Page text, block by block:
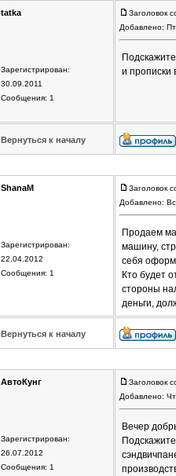
tatka
Зарегистрирован:
30.09.2011
Сообщения: 1
Заголовок
Добавлено:
и прописки
Вернуться к началу
ShanaM
Зарегистрирован:
22.04.2012
Сообщения: 1
Заголовок
Добавлено:
Продаем
машину,
себя
Кто будет
стороны
деньги,
Вернуться к началу
АвтоКунг
Зарегистрирован:
26.07.2012
Сообщения: 1
Заголовок
Добавлено:
Вечер